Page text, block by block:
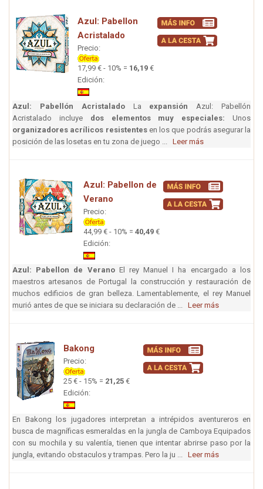
Azul: Pabellon
Acristalado
Precio:
17,99 € - 10% = 16,19 €
Edición:
Azul: Pabellón AcristaladoLa expansión Azul: Pabellón
Acristalado incluye dos elementos muy especiales: Unos
organizadores acrílicos resistentesen los que podrás asegurar la
posición de las losetas en tu zona de juego ... Leer más
Azul: Pabellon de
Verano
Precio:
44,99 € - 10% = 40,49 €
Edición:
Azul: Pabellon de VeranoEl rey Manuel I ha encargado a los
maestros artesanos de Portugal la construcción y restauración de
muchos edificios de gran belleza. Lamentablemente, el rey Manuel
murió antes de que se iniciara su declaración de ... Leer más
Bakong
Precio:
25 € - 15% = 21,25 €
Edición:
En Bakong los jugadores interpretan a intrépidos aventureros en
busca de magníficas esmeraldas en la jungla de Camboya Equipados
con su mochila y su valentía, tienen que intentar abrirse paso por la
jungla, evitando obstaculos y trampas. Pero la ju ... Leer más